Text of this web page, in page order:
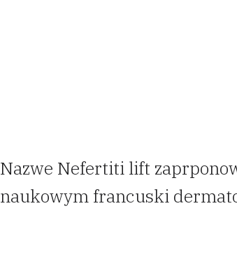
Nazwe Nefertiti lift
naukowym francuski